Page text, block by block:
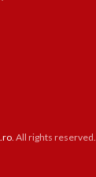
. All rights reserved.